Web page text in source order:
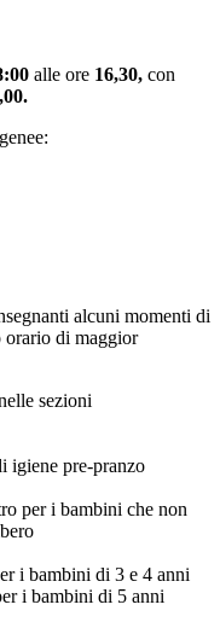
alle ore 16,30, con
alcuni momenti di
orario di maggior
sezioni
igiene pre-pranzo
per i bambini che non
i bambini di 3 e 4 anni
i bambini di 5 anni